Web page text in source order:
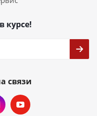
курсе!
связи